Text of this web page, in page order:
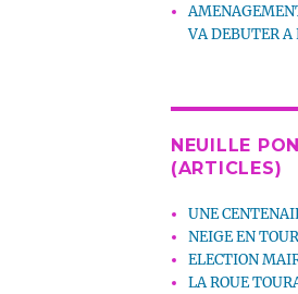
VA DEBUTER A
NEUILLE
(ARTICLES)
UNE
NEIGE EN
ELECTION
LA ROUE